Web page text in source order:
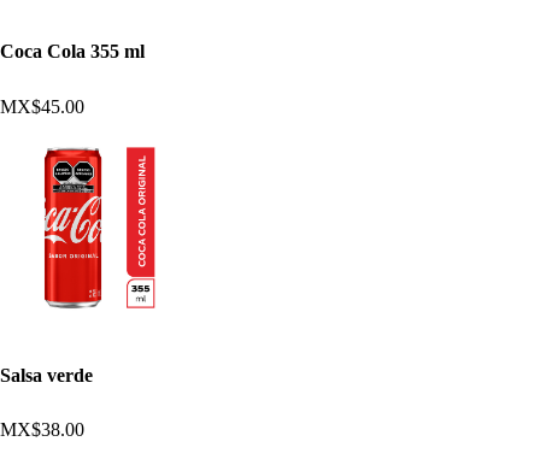
Coca Cola 355 ml
MX$45.00
Salsa verde
MX$38.00